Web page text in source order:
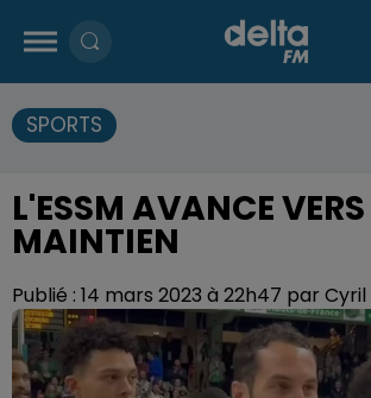
SPORTS
L'ESSM AVANCE VERS
MAINTIEN
Publié : 14 mars 2023 à 22h47 par